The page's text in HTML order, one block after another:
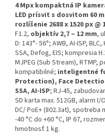
4 Mpx kompaktná IP
LED prísvit s dosvitom 60 m
rozlíšenie 2688 x 1520 px @
F1.2, objektív 2,7 – 12 mm,
D: 143°- 56°; AWB, AI-ISP,
SSA, Defog, EIS; kompresia
MJPEG (Sub Stream), RTMP,
kompatibilné; inteligentné
Protection), Face
SSA, AI-ISP; RJ-45,
SD karta max. 512GB, alarm
DC/ PoE+ (802.3at), spotreba
-40 °C do +60 °C, IP 67,
hmotnosť 1 kg.